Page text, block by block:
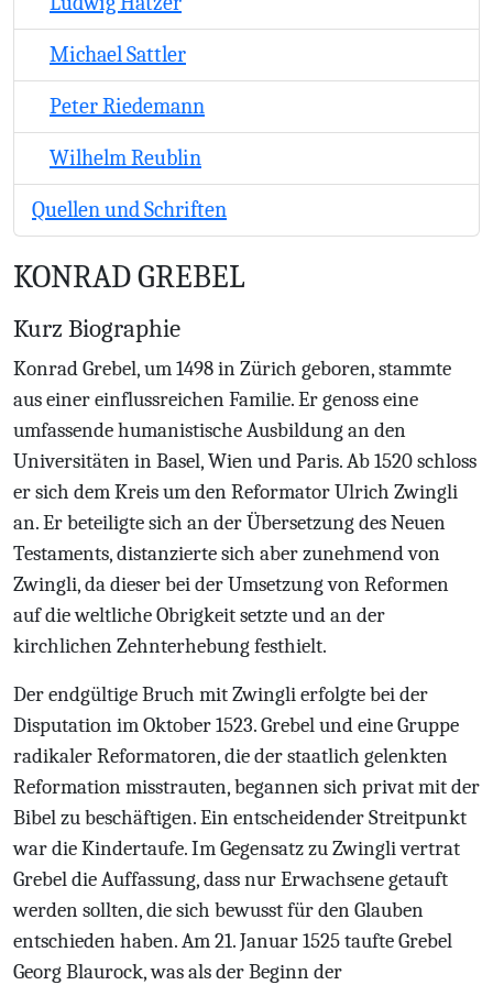
Michael Sattler
Peter Riedemann
Wilhelm Reublin
Quellen und Schriften
KONRAD GREBEL
Kurz Biographie
Konrad Grebel, um 1498 in Zürich geboren, stammte
aus einer einflussreichen Familie. Er genoss eine
umfassende humanistische Ausbildung an den
Universitäten in Basel, Wien und Paris. Ab 1520 schloss
er sich dem Kreis um den Reformator Ulrich Zwingli
an. Er beteiligte sich an der Übersetzung des Neuen
Testaments, distanzierte sich aber zunehmend von
Zwingli, da dieser bei der Umsetzung von Reformen
auf die weltliche Obrigkeit setzte und an der
kirchlichen Zehnterhebung festhielt.
Der endgültige Bruch mit Zwingli erfolgte bei der
Disputation im Oktober 1523. Grebel und eine Gruppe
radikaler Reformatoren, die der staatlich gelenkten
Reformation misstrauten, begannen sich privat mit der
Bibel zu beschäftigen. Ein entscheidender Streitpunkt
war die Kindertaufe. Im Gegensatz zu Zwingli vertrat
Grebel die Auffassung, dass nur Erwachsene getauft
werden sollten, die sich bewusst für den Glauben
entschieden haben. Am 21. Januar 1525 taufte Grebel
Georg Blaurock, was als der Beginn der